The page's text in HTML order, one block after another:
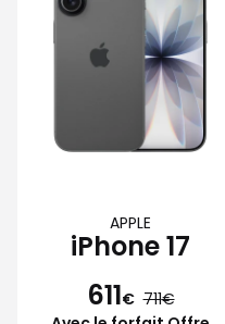
APPLE
iPhone 17
611€ 711